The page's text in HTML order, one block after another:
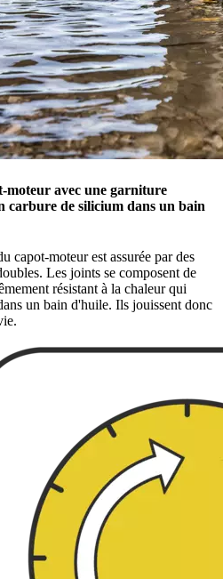
moteur avec une garniture
carbure de silicium dans un bain
capot-moteur est assurée par des
Les joints se composent de
résistant à la chaleur qui
un bain d'huile. Ils jouissent donc